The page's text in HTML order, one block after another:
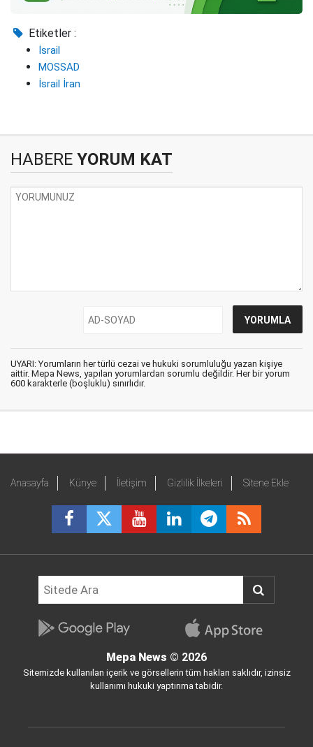
Etiketler :
İsrail
MOSSAD
İsrail İran
HABERE YORUM KAT
UYARI: Yorumların her türlü cezai ve hukuki sorumluluğu yazan kişiye
aittir. Mepa News, yapılan yorumlardan sorumlu değildir. Her bir yorum
600 karakterle (boşluklu) sınırlıdır.
Anasayfa Künye İletişim Gizlilik İlkeleri Sitene Ekle
Mepa News © 2026
Sitemizde kullanılan içerik ve görsellerin tüm hakları saklıdır, izinsiz
kullanımı hukuki yaptırıma tabidir.